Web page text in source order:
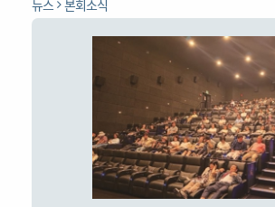
뉴스 본회소식